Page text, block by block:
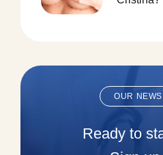
OUR
Ready to